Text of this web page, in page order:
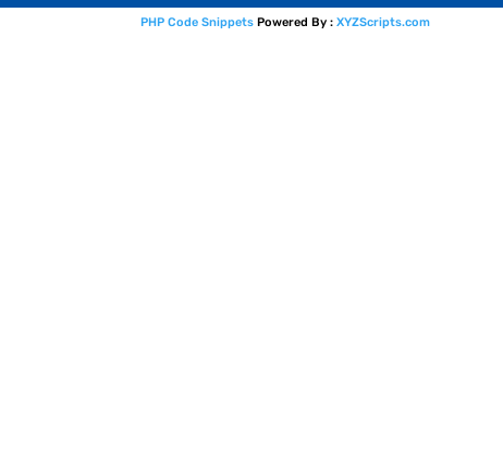
PHP Code Snippets Powered By : XYZScripts.com